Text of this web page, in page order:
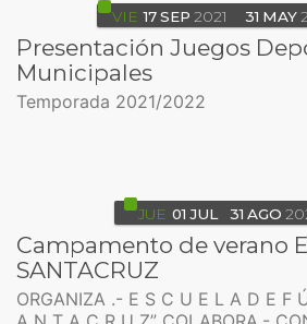
VIE 17 SEP 2021 31 MAY
Presentación Juegos
Municipales
Temporada 2021/2022
JUE 01 JUL 31 AGO
Campamento de verano
SANTACRUZ
ORGANIZA .- E S C U E L A D E F